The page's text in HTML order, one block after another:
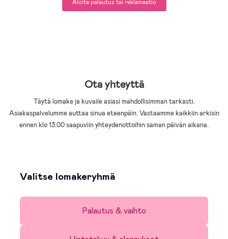
Aloita palautus tai reklamaatio
Ota yhteyttä
Täytä lomake ja kuvaile asiasi mahdollisimman tarkasti.
Asiakaspalvelumme auttaa sinua eteenpäin. Vastaamme kaikkiin arkisin
ennen klo 13.00 saapuviin yhteydenottoihin saman päivän aikana.